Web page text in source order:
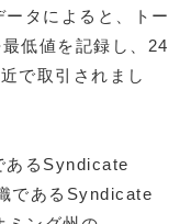
タによると、トー
低値を記録し、24
で取引されまし
あるSyndicate
であるSyndicate